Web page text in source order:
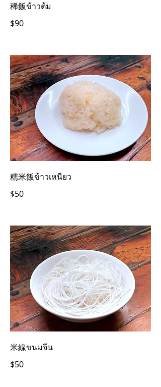
稀飯ข้าวต้ม
$90
糯米飯ข้าวเหนียว
$50
米線ขนมจีน
$50